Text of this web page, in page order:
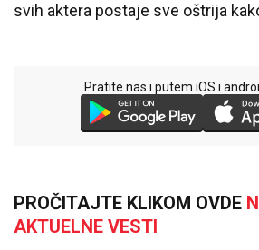
svih aktera postaje sve oštrija
Pratite nas i putem iOS i
PROČITAJTE KLIKOM OVDE
AKTUELNE VESTI